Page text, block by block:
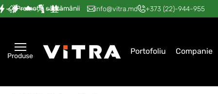
Promoția săptămânii
— — — — — info@vitra.md +373 (22)-944-955
Produse Portofoliu Companie